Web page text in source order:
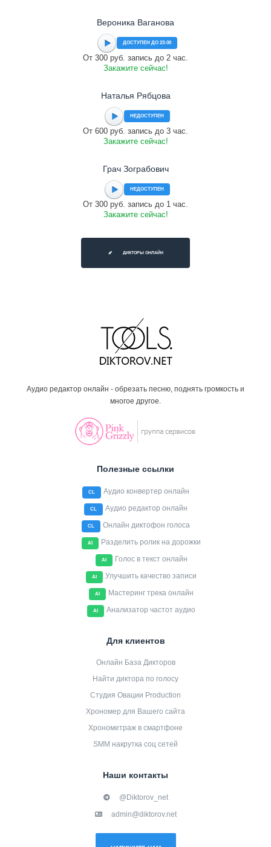
Вероника Ваганова
ДОСТУПЕН ДО 23:00
От 300 руб. запись до 2 час.
Закажите сейчас!
Наталья Рябцова
НЕДОСТУПЕН
От 600 руб. запись до 3 час.
Закажите сейчас!
Грач Зограбович
НЕДОСТУПЕН
От 300 руб. запись до 1 час.
Закажите сейчас!
ДИКТОРЫ ОНЛАЙН
Аудио редактор онлайн - обрезать песню, поднять громкость и
многое другое.
Полезные ссылки
CL Аудио конвертер онлайн
CL Аудио редактор онлайн
CL Онлайн диктофон голоса
AI Разделить ролик на дорожки
AI Голос в текст онлайн
AI Улучшить качество записи
AI Мастеринг трека онлайн
AI Анализатор частот аудио
Для клиентов
Онлайн База Дикторов
Найти диктора по голосу
Студия Овации Production
Хрономер для Вашего сайта
Хронометраж в смартфоне
SMM накрутка соц сетей
Наши контакты
@Diktorov_net
admin@diktorov.net